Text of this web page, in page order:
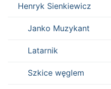
Henryk Sienkiewicz
Janko Muzykant
Latarnik
Szkice węglem